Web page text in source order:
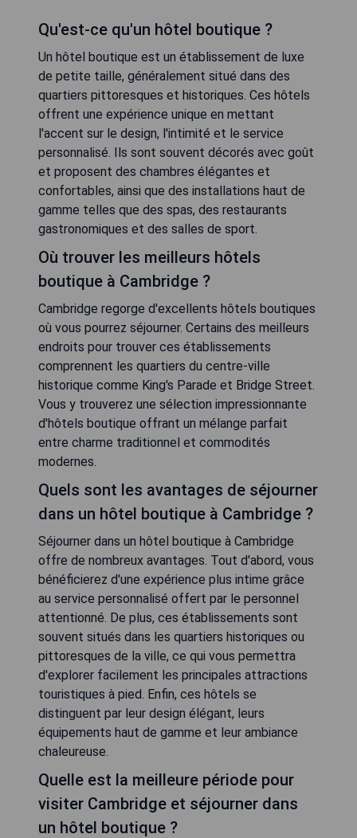
Qu'est-ce qu'un hôtel boutique ?
Un hôtel boutique est un établissement de luxe
de petite taille, généralement situé dans des
quartiers pittoresques et historiques. Ces hôtels
offrent une expérience unique en mettant
l'accent sur le design, l'intimité et le service
personnalisé. Ils sont souvent décorés avec goût
et proposent des chambres élégantes et
confortables, ainsi que des installations haut de
gamme telles que des spas, des restaurants
gastronomiques et des salles de sport.
Où trouver les meilleurs hôtels
boutique à Cambridge ?
Cambridge regorge d'excellents hôtels boutiques
où vous pourrez séjourner. Certains des meilleurs
endroits pour trouver ces établissements
comprennent les quartiers du centre-ville
historique comme King's Parade et Bridge Street.
Vous y trouverez une sélection impressionnante
d'hôtels boutique offrant un mélange parfait
entre charme traditionnel et commodités
modernes.
Quels sont les avantages de séjourner
dans un hôtel boutique à Cambridge ?
Séjourner dans un hôtel boutique à Cambridge
offre de nombreux avantages. Tout d'abord, vous
bénéficierez d'une expérience plus intime grâce
au service personnalisé offert par le personnel
attentionné. De plus, ces établissements sont
souvent situés dans les quartiers historiques ou
pittoresques de la ville, ce qui vous permettra
d'explorer facilement les principales attractions
touristiques à pied. Enfin, ces hôtels se
distinguent par leur design élégant, leurs
équipements haut de gamme et leur ambiance
chaleureuse.
Quelle est la meilleure période pour
visiter Cambridge et séjourner dans
un hôtel boutique ?